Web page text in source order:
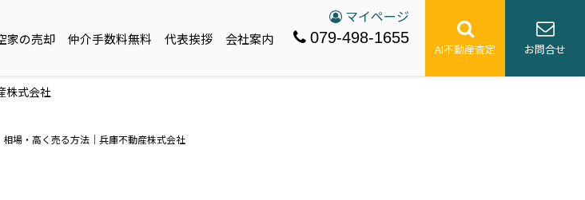
家の売却 仲介手数料無料 代表挨拶 会社案内
マイページ
079-498-1655
AI不動産査定 お問合せ
株式会社
場・高く売る方法｜兵庫不動産株式会社